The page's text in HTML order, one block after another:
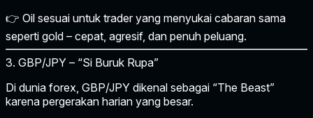
👉 Oil sesuai untuk trader yang menyukai cabaran sama
seperti gold – cepat, agresif, dan penuh peluang.
3. GBP/JPY – “Si Buruk Rupa”
Di dunia forex, GBP/JPY dikenal sebagai “The Beast”
karena pergerakan harian yang besar.